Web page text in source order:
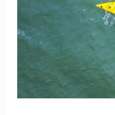
destination
rafraichissante
pieds
des